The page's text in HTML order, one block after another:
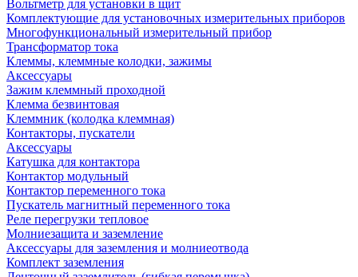
Вольтметр для установки в щит
Комплектующие для установочных измерительных приборов
Многофункциональный измерительный прибор
Трансформатор тока
Клеммы, клеммные колодки, зажимы
Аксессуары
Зажим клеммный проходной
Клемма безвинтовая
Клеммник (колодка клеммная)
Контакторы, пускатели
Аксессуары
Катушка для контактора
Контактор модульный
Контактор переменного тока
Пускатель магнитный переменного тока
Реле перегрузки тепловое
Молниезащита и заземление
Аксессуары для заземления и молниеотвода
Комплект заземления